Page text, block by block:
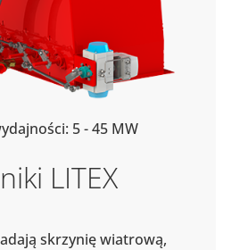
5 - 45 MW
LITEX
skrzy­nię wia­trową,